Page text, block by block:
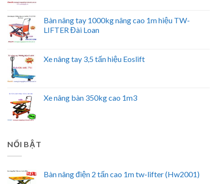
Bàn nâng tay 1000kg nâng cao 1m hiệu TW-
LIFTER Đài Loan
Xe nâng tay 3,5 tấn hiệu Eoslift
Xe nâng bàn 350kg cao 1m3
NỔI BẬT
Bàn nâng điện 2 tấn cao 1m tw-lifter (Hw2001)